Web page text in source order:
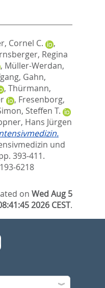
Cornel C.
,
Regina
, Müller-Werdan,
, Gahn,
, Thürmann,
, Fresenborg,
Steffen T.
Hans Jürgen
und
393-411.
6218
onWed Aug 5
2026 CEST.